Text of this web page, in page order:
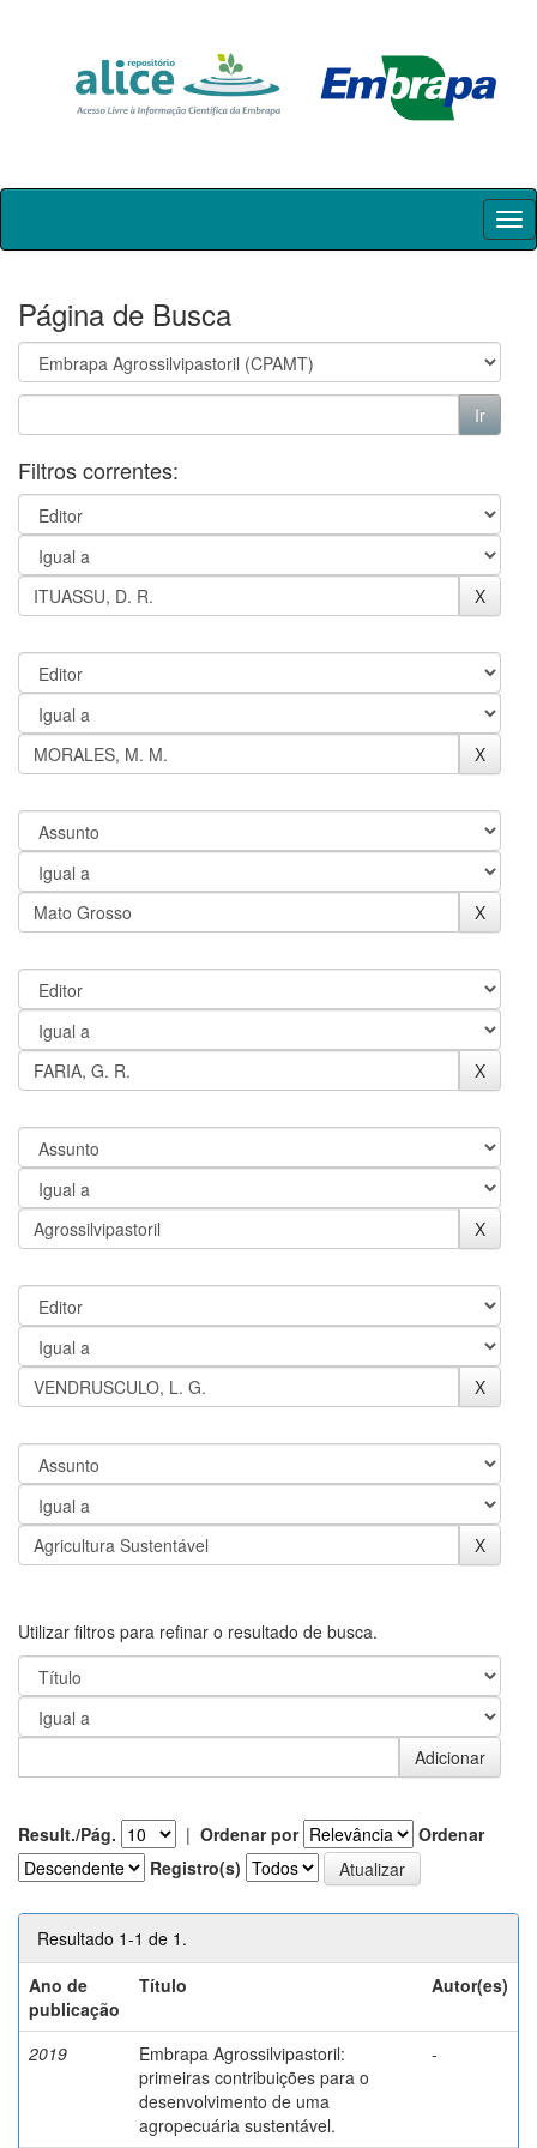
Skip
Página de Busca
Filtros correntes:
Utilizar filtros para refinar o resultado de busca.
Result./Pág. | Ordenar por
Ordenar
Registro(s)
Resultado 1-1 de 1.
Ano de
publicação
Título Autor(es)
2019
Embrapa Agrossilvipastoril:
primeiras contribuições para o
desenvolvimento de uma
agropecuária sustentável.
-